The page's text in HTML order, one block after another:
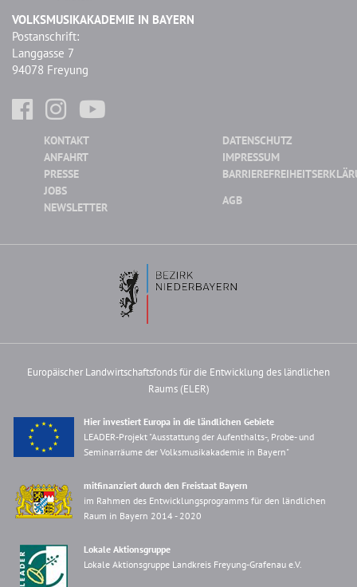
VOLKSMUSIKAKADEMIE IN BAYERN
Postanschrift:
Langgasse 7
94078 Freyung
KONTAKT
ANFAHRT
PRESSE
JOBS
NEWSLETTER
DATENSCHUTZ
IMPRESSUM
AGB
Europäischer Landwirtschaftsfonds für die Entwicklung des ländlichen
Raums (ELER)
Hier investiert Europa in die ländlichen Gebiete
LEADER-Projekt "Ausstattung der Aufenthalts-, Probe- und
Seminarräume der Volksmusikakademie in Bayern"
mitfinanziert durch den Freistaat Bayern
im Rahmen des Entwicklungsprogramms für den ländlichen
Raum in Bayern 2014 - 2020
Lokale Aktionsgruppe
Lokale Aktionsgruppe Landkreis Freyung-Grafenau e.V.